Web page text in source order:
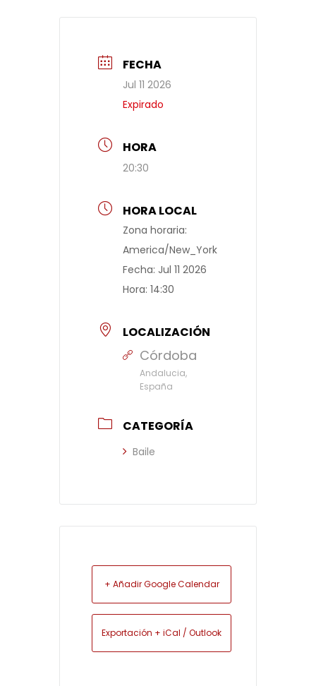
FECHA
Jul 11 2026
Expirado
HORA
20:30
HORA LOCAL
Zona horaria:
America/New_York
Fecha: Jul 11 2026
Hora: 14:30
LOCALIZACIÓN
Córdoba
Andalucia,
España
CATEGORÍA
Baile
+ Añadir Google Calendar
Exportación + iCal / Outlook